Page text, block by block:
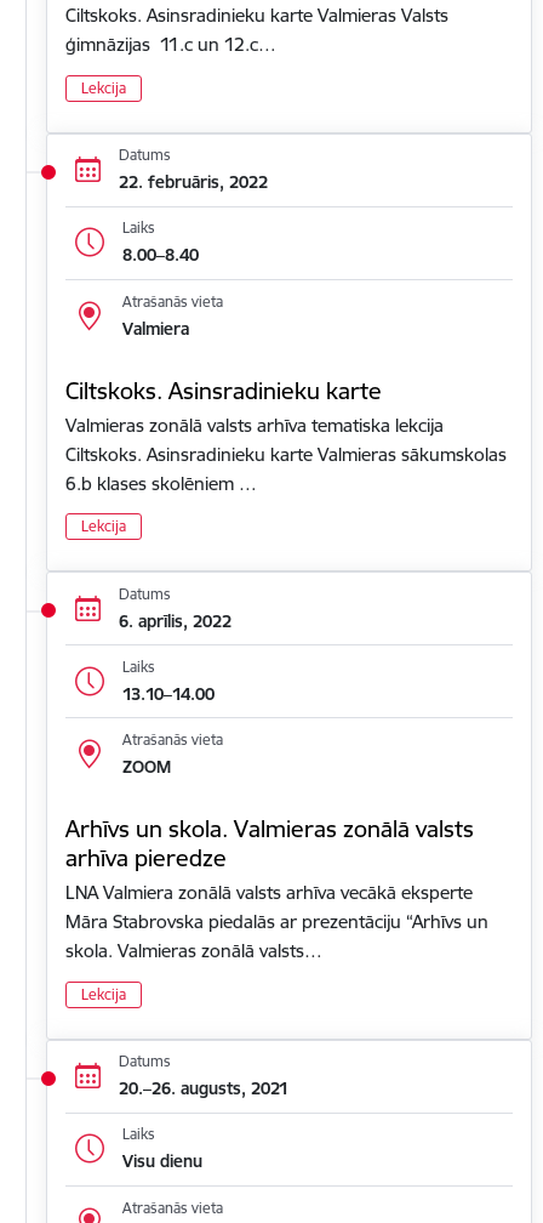
Ciltskoks. Asinsradinieku karte Valmieras Valsts
ģimnāzijas 11.c un 12.c…
Lekcija
Datums
22. februāris, 2022
Laiks
8.00–8.40
Atrašanās vieta
Valmiera
Ciltskoks. Asinsradinieku karte
Valmieras zonālā valsts arhīva tematiska lekcija
Ciltskoks. Asinsradinieku karte Valmieras sākumskolas
6.b klases skolēniem …
Lekcija
Datums
6. aprīlis, 2022
Laiks
13.10–14.00
Atrašanās vieta
ZOOM
Arhīvs un skola. Valmieras zonālā valsts
arhīva pieredze
LNA Valmiera zonālā valsts arhīva vecākā eksperte
Māra Stabrovska piedalās ar prezentāciju “Arhīvs un
skola. Valmieras zonālā valsts…
Lekcija
Datums
20.–26. augusts, 2021
Laiks
Visu dienu
Atrašanās vieta